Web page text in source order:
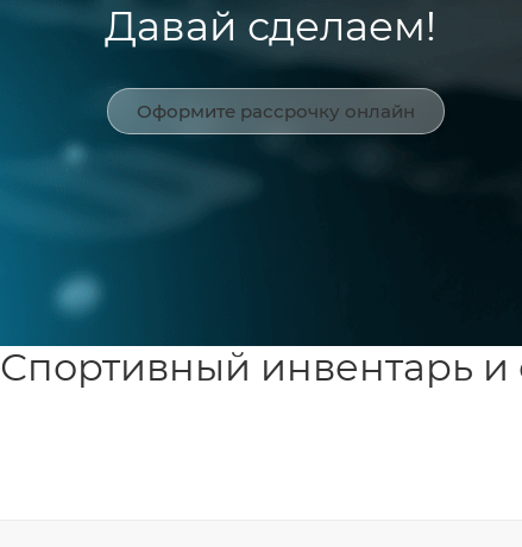
Давай сделаем!
Оформите рассрочку онлайн
Спортивный инвентарь и